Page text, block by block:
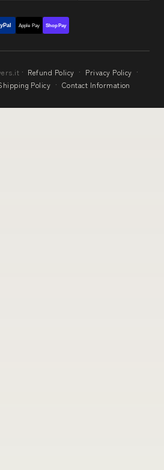
Apple Pay Shop Pay
· Refund Policy · Privacy Policy ·
Policy · Contact Information